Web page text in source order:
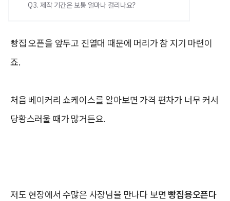
Q3. 제작 기간은 보통 얼마나 걸리나요?
빵집 오픈을 앞두고 진열대 때문에 머리가 참 지기 마련이
죠.
처음 베이커리 쇼케이스를 알아보면 가격 편차가 너무 커서
당황스러울 때가 많거든요.
저도 현장에서 수많은 사장님을 만나다 보면 빵집용오픈다